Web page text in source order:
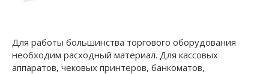
Для работы большинства торгового оборудования
необходим расходный материал. Для кассовых
аппаратов, чековых принтеров, банкоматов,